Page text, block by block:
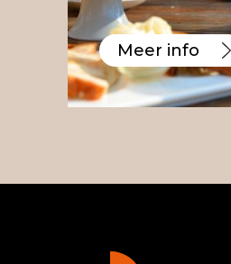
Meer info